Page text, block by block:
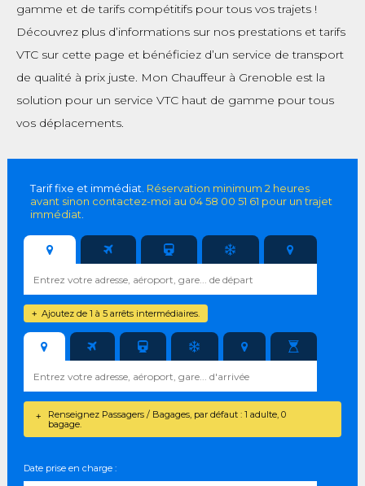
gamme et de tarifs compétitifs pour tous vos trajets !
Découvrez plus d’informations sur nos prestations et tarifs
VTC sur cette page et bénéficiez d’un service de transport
de qualité à prix juste. Mon Chauffeur à Grenoble est la
solution pour un service VTC haut de gamme pour tous
vos déplacements.
Tarif fixe et immédiat. Réservation minimum 2 heures
avant sinon contactez-moi au 04 58 00 51 61 pour un trajet
immédiat
Ajoutez de 1 à 5 arrêts intermédiaires.
+
Renseignez Passagers / Bagages, par défaut : 1 adulte, 0
bagage.
+
Date prise en charge :